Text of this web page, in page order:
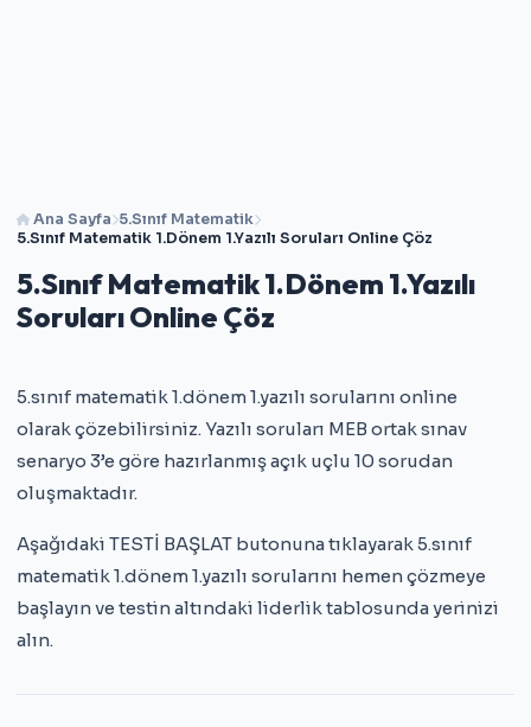
Ana Sayfa 5.Sınıf Matematik
5.Sınıf Matematik 1.Dönem 1.Yazılı Soruları Online Çöz
5.Sınıf Matematik 1.Dönem 1.Yazılı
Soruları Online Çöz
5.sınıf matematik 1.dönem 1.yazılı sorularını online
olarak çözebilirsiniz. Yazılı soruları MEB ortak sınav
senaryo 3’e göre hazırlanmış açık uçlu 10 sorudan
oluşmaktadır.
Aşağıdaki TESTİ BAŞLAT butonuna tıklayarak 5.sınıf
matematik 1.dönem 1.yazılı sorularını hemen çözmeye
başlayın ve testin altındaki liderlik tablosunda yerinizi
alın.